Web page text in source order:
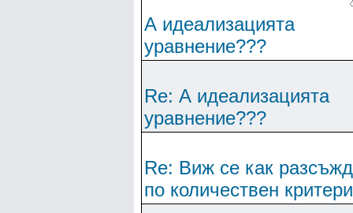
А идеализацията
уравнение???
Re: А идеализацията
уравнение???
Re: Виж се как
по количествен